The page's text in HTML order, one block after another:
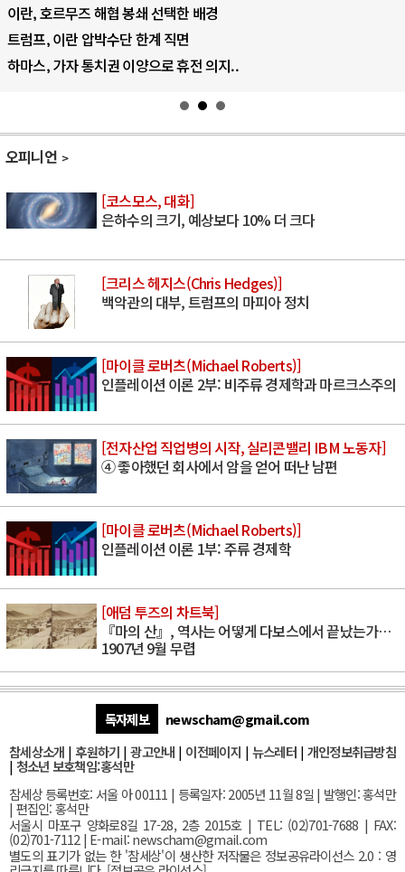
이란, 호르무즈 해협 봉쇄 선택한 배경
트럼프, 이란 압박수단 한계 직면
하마스, 가자 통치권 이양으로 휴전 의지..
오피니언
[코스모스, 대화]
은하수의 크기, 예상보다 10% 더 크다
[크리스 헤지스(Chris Hedges)]
백악관의 대부, 트럼프의 마피아 정치
[마이클 로버츠(Michael Roberts)]
인플레이션 이론 2부: 비주류 경제학과 마르크스주의
[전자산업 직업병의 시작, 실리콘밸리 IBM 노동자]
④ 좋아했던 회사에서 암을 얻어 떠난 남편
[마이클 로버츠(Michael Roberts)]
인플레이션 이론 1부: 주류 경제학
[애덤 투즈의 차트북]
『마의 산』, 역사는 어떻게 다보스에서 끝났는가…
1907년 9월 무렵
독자제보
newscham@gmail.com
참세상소개 | 후원하기 |광고안내 | 이전페이지 | 뉴스레터| 개인정보취급방침
| 청소년 보호책임:홍석만
참세상 등록번호: 서울 아 00111 | 등록일자: 2005년 11월 8일 | 발행인: 홍석만
| 편집인: 홍석만
서울시 마포구 양화로8길 17-28, 2층 2015호| TEL: (02)701-7688 | FAX:
(02)701-7112 | E-mail:newscham@gmail.com
별도의 표기가 없는 한 '참세상'이 생산한 저작물은 정보공유라이선스 2.0 : 영